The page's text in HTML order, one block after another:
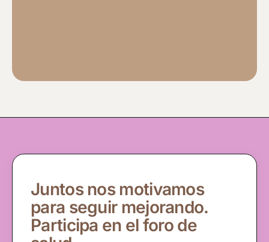
Juntos nos motivamos
para seguir mejorando.
Participa en el foro de